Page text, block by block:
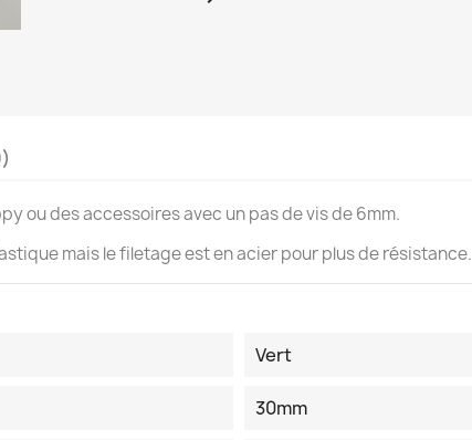
ou des accessoires avec un pas de vis de 6mm.
mais le filetage est en acier pour plus de résistance.
Vert
30mm